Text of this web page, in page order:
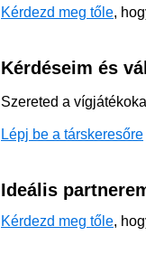
Kérdezd meg tőle,
Kérdéseim és
Szereted a
Lépj be a társkeresőre
Ideális
Kérdezd meg tőle,